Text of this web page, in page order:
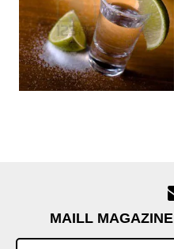
MAILL MAGAZINE